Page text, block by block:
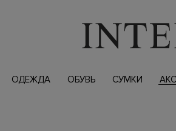
ОДЕЖДА ОБУВЬ СУМКИ